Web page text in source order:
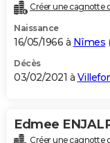
Créer une cagnotte
Naissance
16/05/1966 à Nîmes (
Décès
03/02/2021 à
Edmee
Créer une cagnotte